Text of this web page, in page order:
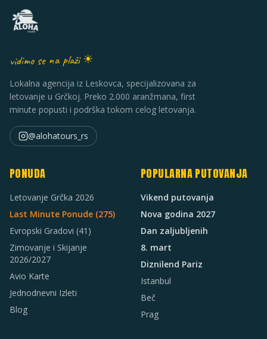
vidimo se na plaži ☀
Lokalna agencija iz Leskovca, specijalizovana za
letovanje u Grčkoj. Preko 2.000 aranžmana, first
minute popusti i podrška tokom celog letovanja.
@alohatours_rs
PONUDA
Letovanje Grčka 2026
Last Minute Ponude (275)
Evropski Gradovi (41)
Zimovanje i Skijanje
2026/2027
Avio Karte
Jednodnevni Izleti
Blog
POPULARNA PUTOVANJA
Vikend putovanja
Nova godina 2027
Dan zaljubljenih
8. mart
Diznilend Pariz
Istanbul
Beč
Prag